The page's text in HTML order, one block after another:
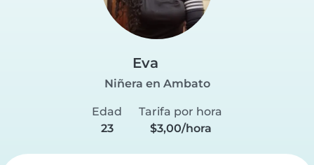
Eva
Niñera en Ambato
Edad
23
Tarifa por hora
$3,00/hora